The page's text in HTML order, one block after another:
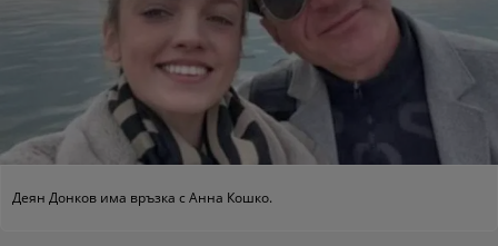
Деян Донков има връзка с Анна Кошко.